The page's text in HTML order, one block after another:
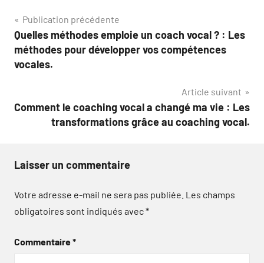
Navigation
de
l’article
Publication précédente
Quelles méthodes emploie un coach vocal ? : Les
méthodes pour développer vos compétences
vocales.
Article suivant
Comment le coaching vocal a changé ma vie : Les
transformations grâce au coaching vocal.
Laisser un commentaire
Votre adresse e-mail ne sera pas publiée. Les champs
obligatoires sont indiqués avec*
Commentaire*